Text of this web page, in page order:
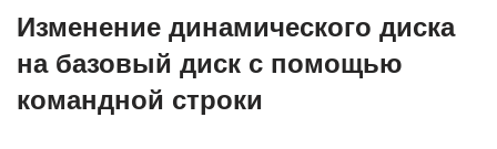
Изменение динамического диска
на базовый диск с помощью
командной строки